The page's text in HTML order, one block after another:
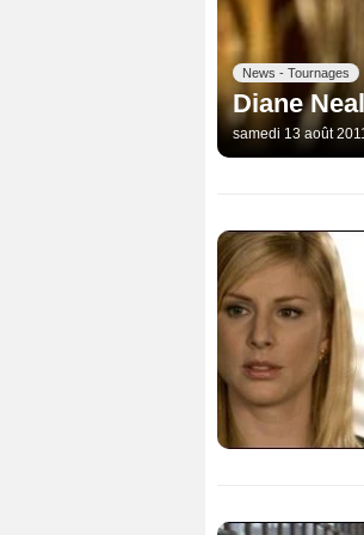
News - Tournages
Diane
samedi 13 août